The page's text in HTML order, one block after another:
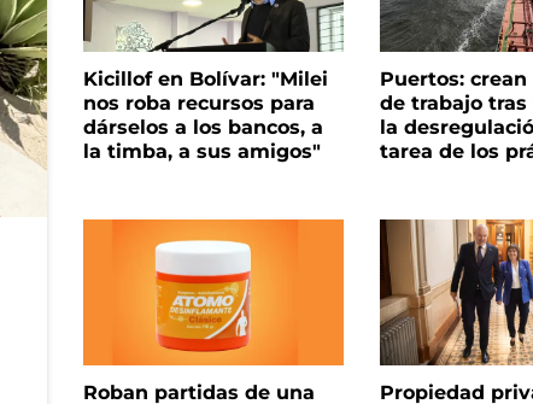
Kicillof en Bolívar: "Milei
nos roba recursos para
dárselos a los bancos, a
la timba, a sus amigos"
Puertos:
de trabajo tras
la
tarea de los
Roban partidas de una Propiedad